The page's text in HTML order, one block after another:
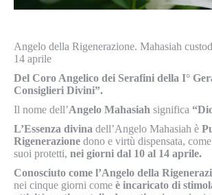
Angelo della Rigenerazione. Mahasiah
14 aprile
Del Coro Angelico dei Serafini della I°
Consiglieri Divini”.
Il nome dell’Angelo Mahasiah significa
L’Essenza divina dell’Angelo Mahasiah è
Rigenerazione dono e virtù dispensata,
suoi protetti, nei giorni dal 10 al 14 aprile.
Conosciuto come l’Angelo della
nei cinque giorni come è incaricato di